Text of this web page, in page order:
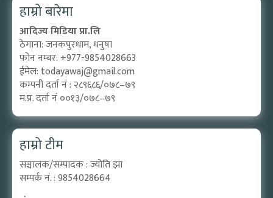
हाम्रो बारेमा
आदिज्य मिडिया प्रा.लि
ठेगाना: जनकपुरधाम, धनुषा
फोन नम्बर: +977-9854028663
ईमेल: todayawaj@gmail.com
कम्पनी दर्ता नं : २८९६८६/०७८–७९
म.प्र. दर्ता नं ००१३/०७८–७९
हाम्रो टीम
सञ्चालक/सम्पादक : ज्योति झा
सम्पर्क नं. : 9854028664